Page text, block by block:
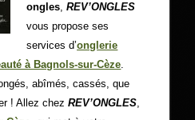
ongles,REV’ONGLES
vous propose ses
services d’onglerie
à Bagnols-sur-Cèze.
abîmés, cassés, que
! Allez chezREV’ONGLES,